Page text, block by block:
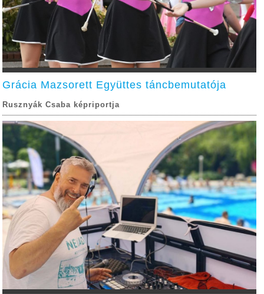
Grácia Mazsorett Együttes táncbemutatója
Rusznyák Csaba képriportja